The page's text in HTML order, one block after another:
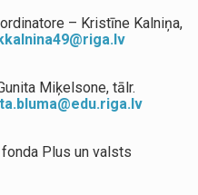
– Kristīne Kalniņa,
Miķelsone, tālr.
Plus un valsts